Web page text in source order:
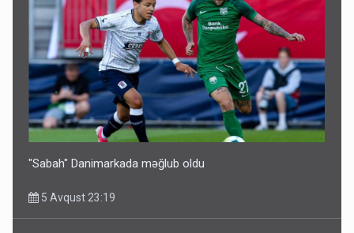
"Sabah" Danimarkada məğlub oldu
5 Avqust 23:19